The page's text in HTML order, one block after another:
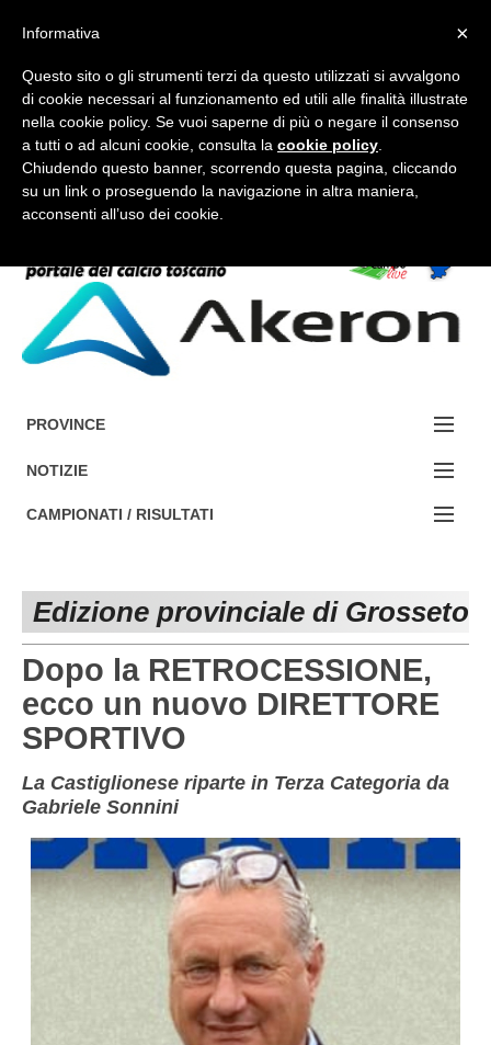
FORUM-ACCEDI
Accedi / Registrati
PROVINCE
EDIZIONE:
AREZZO
GROSSETO
LIVORNO
LUCCA
MASSA CARRARA
PISA
PRATO
NOTIZIE
NOTIZIE:
Le iniziative di TOSCANA GOL
Beach soccer
Rappresentative regionali e provinciali
FIGC Toscana
Calcio femminile
Societa' piu'
CAMPIONATI / RISULTATI
NAZIONALI
Edizione provinciale di Grosseto
Dopo la RETROCESSIONE,
ecco un nuovo DIRETTORE
SPORTIVO
La Castiglionese riparte in Terza Categoria da
Gabriele Sonnini
×
Informativa
Questo sito o gli strumenti terzi da questo utilizzati si avvalgono
di cookie necessari al funzionamento ed utili alle finalità illustrate
nella cookie policy. Se vuoi saperne di più o negare il consenso
a tutti o ad alcuni cookie, consulta la cookie policy
Chiudendo questo banner, scorrendo questa pagina, cliccando
su un link o proseguendo la navigazione in altra maniera,
acconsenti all’uso dei cookie.